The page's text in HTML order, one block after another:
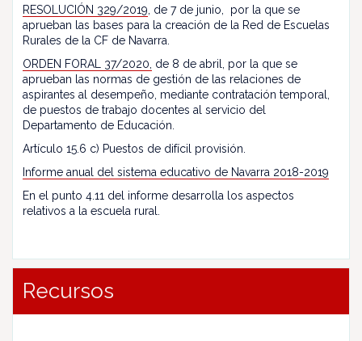
RESOLUCIÓN 329/2019 , de 7 de junio, por la que se
aprueban las bases para la creación de la Red de Escuelas
Rurales de la CF de Navarra.
ORDEN FORAL 37/2020, de 8 de abril, por la que se
aprueban las normas de gestión de las relaciones de
aspirantes al desempeño, mediante contratación temporal,
de puestos de trabajo docentes al servicio del
Departamento de Educación.
Artículo 15.6 c) Puestos de difícil provisión.
Informe anual del sistema educativo de Navarra 2018-2019
En el punto 4.11 del informe desarrolla los aspectos
relativos a la escuela rural.
Recursos